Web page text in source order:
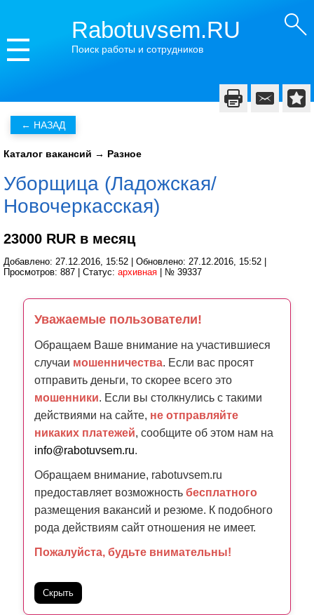
Rabotuvsem.RU
Поиск работы и сотрудников
Каталог вакансий → Разное
Уборщица (Ладожская/
Новочеркасская)
23000 RUR в месяц
Добавлено: 27.12.2016, 15:52 | Обновлено: 27.12.2016, 15:52 |
Просмотров: 887 | Статус: архивная | № 39337
Уважаемые пользователи!
Обращаем Ваше внимание на участившиеся
случаи мошенничества. Если вас просят
отправить деньги, то скорее всего это
мошенники. Если вы столкнулись с такими
действиями на сайте, не отправляйте
никаких платежей, сообщите об этом нам на
info@rabotuvsem.ru.
Обращаем внимание, rabotuvsem.ru
предоставляет возможность бесплатного
размещения вакансий и резюме. К подобного
рода действиям сайт отношения не имеет.
Пожалуйста, будьте внимательны!
Скрыть